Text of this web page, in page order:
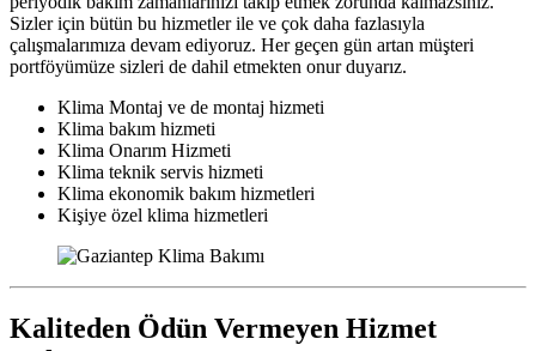
Sizler için bütün bu hizmetler ile ve çok daha fazlasıyla
çalışmalarımıza devam ediyoruz. Her geçen gün artan müşteri
portföyümüze sizleri de dahil etmekten onur duyarız.
Klima Montaj ve de montaj hizmeti
Klima bakım hizmeti
Klima Onarım Hizmeti
Klima teknik servis hizmeti
Klima ekonomik bakım hizmetleri
Kişiye özel klima hizmetleri
Kaliteden Ödün Vermeyen Hizmet